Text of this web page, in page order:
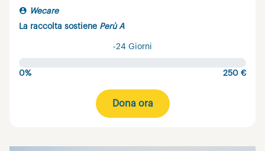
Wecare
La raccolta sostiene Perù A
-24 Giorni
0% 250 €
Dona ora